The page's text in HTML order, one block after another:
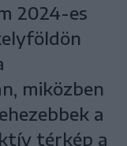
2024-es
miközben
a
térkép a